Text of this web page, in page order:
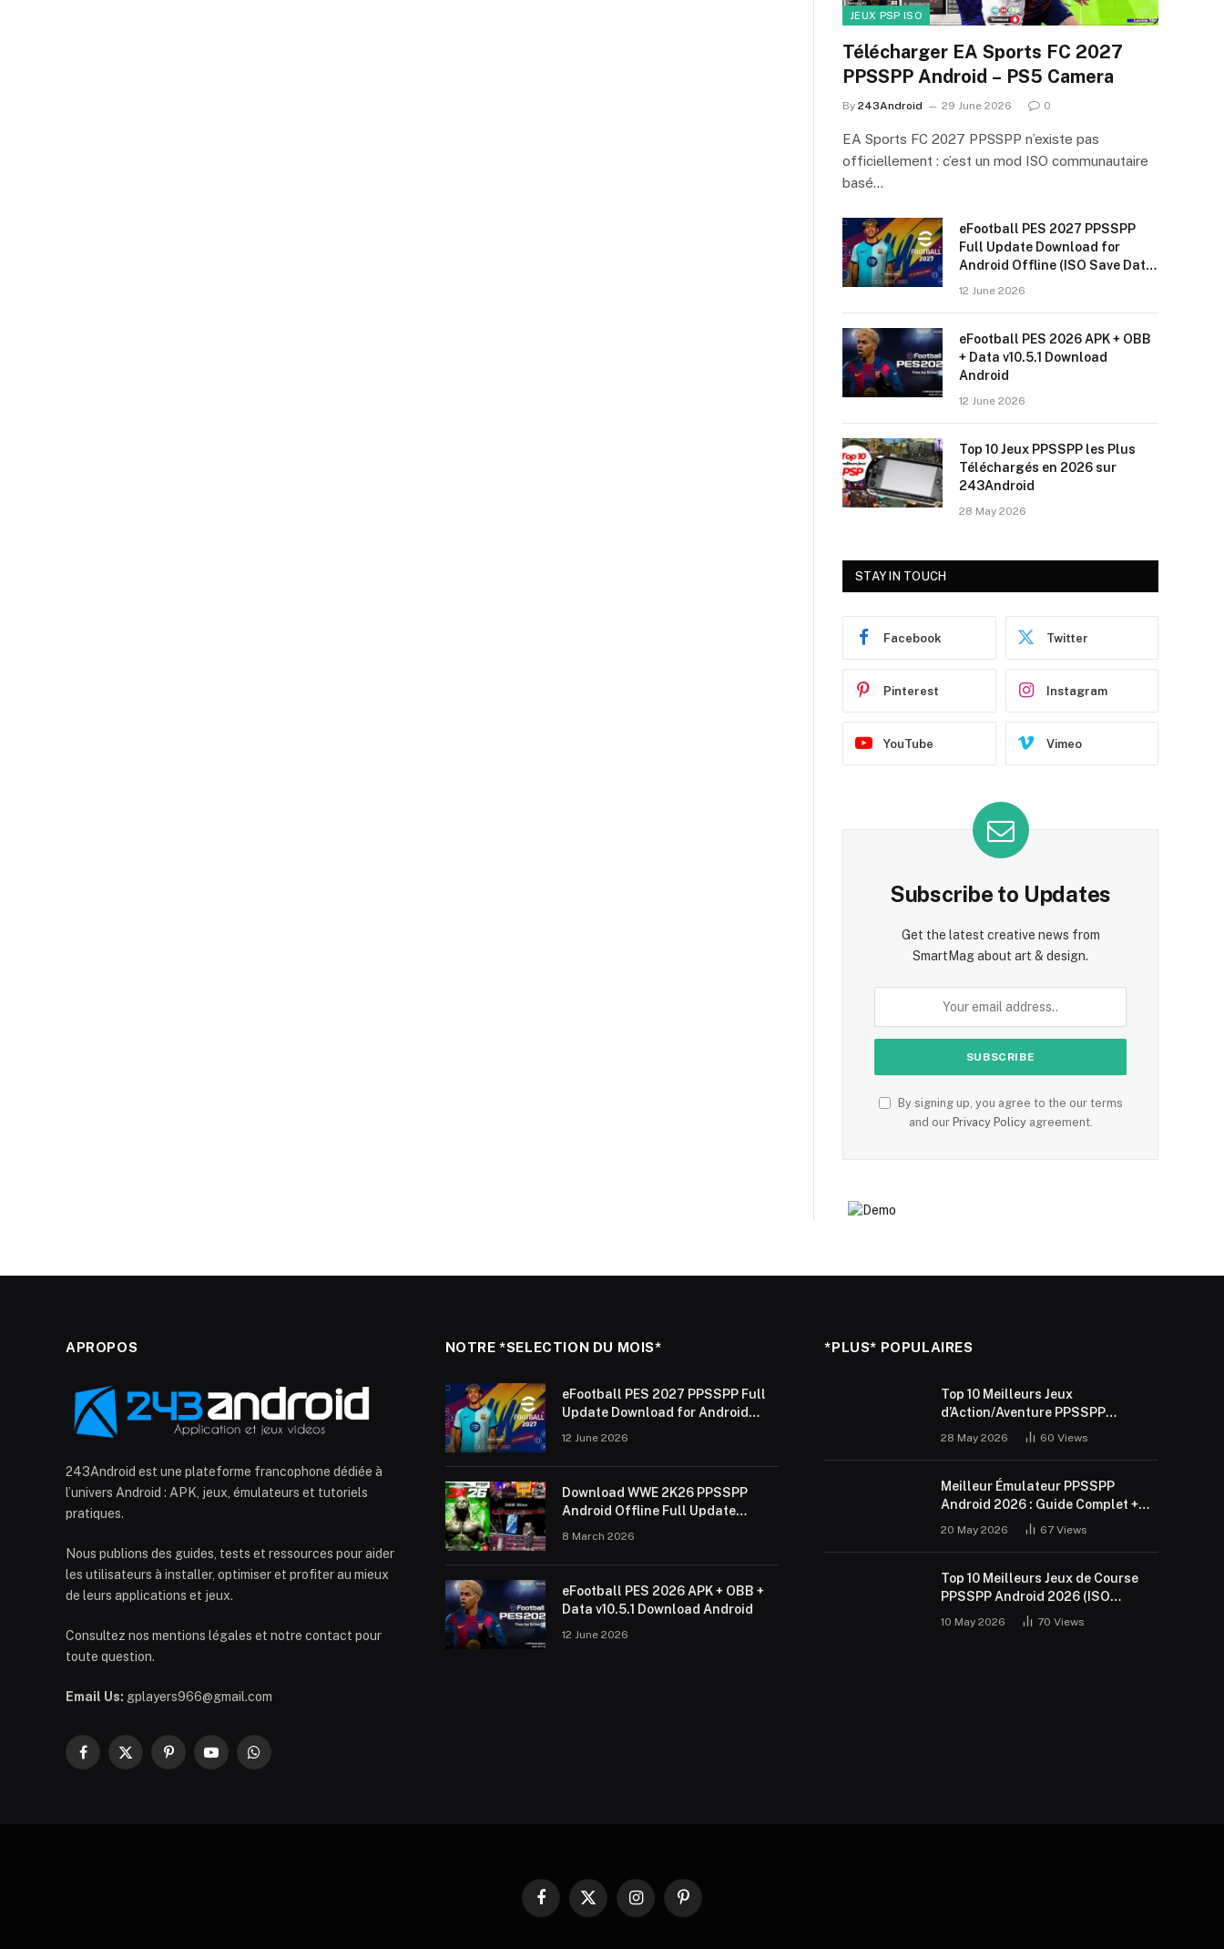
JEUX PSP ISO
Télécharger EA Sports FC 2027
PPSSPP Android – PS5 Camera
By 243Android 29 June 2026 0
EA Sports FC 2027 PPSSPP n’existe pas
officiellement : c’est un mod ISO communautaire
basé…
eFootball PES 2027 PPSSPP
Full Update Download for
Android Offline (ISO Save Data
12 June 2026
eFootball PES 2026 APK + OBB
+ Data v10.5.1 Download
Android
12 June 2026
Top 10 Jeux PPSSPP les Plus
Téléchargés en 2026 sur
243Android
28 May 2026
STAY IN TOUCH
Facebook Twitter
Pinterest Instagram
YouTube Vimeo
Subscribe to Updates
Get the latest creative news from
SmartMag about art & design.
By signing up, you agree to the our terms
and our Privacy Policyagreement.
APROPOS
243Android est une plateforme francophone dédiée à
l’univers Android : APK, jeux, émulateurs et tutoriels
pratiques.
Nous publions des guides, tests et ressources pour aider
les utilisateurs à installer, optimiser et profiter au mieux
de leurs applications et jeux.
Consultez nos mentions légales et notre contact pour
toute question.
Email Us: gplayers966@gmail.com
Facebook
X
PinterestYouTubeWhatsApp
NOTRE *SELECTION DU MOIS*
eFootball PES 2027 PPSSPP Full
Update Download for Android
12 June 2026
Download WWE 2K26 PPSSPP
Android Offline Full Update
8 March 2026
eFootball PES 2026 APK + OBB +
Data v10.5.1 Download Android
12 June 2026
*PLUS* POPULAIRES
Top 10 Meilleurs Jeux
d’Action/Aventure PPSSPP
Android 2026 (ISO Gratuit)
28 May 2026 60Views
Meilleur Émulateur PPSSPP
Android 2026 : Guide Complet +
20 May 2026 67Views
Top 10 Meilleurs Jeux de Course
PPSSPP Android 2026 (ISO
10 May 2026 70Views
Facebook
X
InstagramPinterest